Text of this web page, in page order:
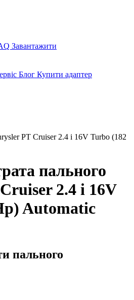
Завантажити
Блог Купити адаптер
PT Cruiser 2.4 i 16V Turbo (182
пального
2.4 i 16V
Automatic
пального